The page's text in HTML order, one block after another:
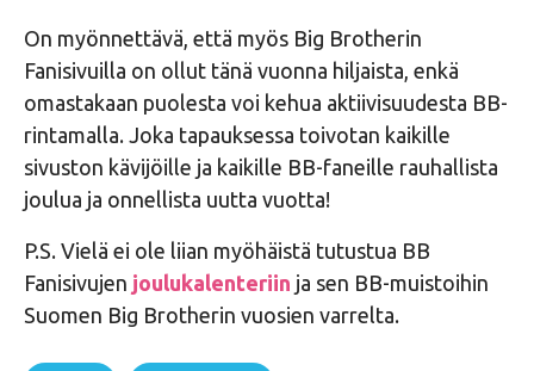
On myönnettävä, että myös Big Brotherin
Fanisivuilla on ollut tänä vuonna hiljaista, enkä
omastakaan puolesta voi kehua aktiivisuudesta BB-
rintamalla. Joka tapauksessa toivotan kaikille
sivuston kävijöille ja kaikille BB-faneille rauhallista
joulua ja onnellista uutta vuotta!
P.S. Vielä ei ole liian myöhäistä tutustua BB
Fanisivujen joulukalenteriin ja sen BB-muistoihin
Suomen Big Brotherin vuosien varrelta.